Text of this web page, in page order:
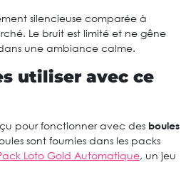
silencieuse comparée à
Le bruit est limité et ne gêne
une ambiance calme.
utiliser avec ce
pour fonctionner avec des boules
sont fournies dans les packs
Loto Gold Automatique, un jeu